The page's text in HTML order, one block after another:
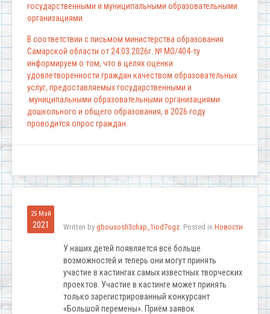
государственными и муниципальными образовательными
организациями.
В соответствии с письмом министерства образования
Самарской области от 24.03.2026г. № МО/404-ту
информируем о том, что в целях оценки
удовлетворенности граждан качеством образовательных
услуг, предоставляемых государственными и
муниципальными образовательными организациями
дошкольного и общего образования, в 2026 году
проводится опрос граждан.
25 Май
2021 Written by gbousosh3chap_1iod7ogz. Posted in Новости
У наших детей появляется всё больше
возможностей и теперь они могут принять
участие в кастингах самых известных творческих
проектов. Участие в кастинге может принять
только зарегистрированный конкурсант
«Большой перемены». Приём заявок